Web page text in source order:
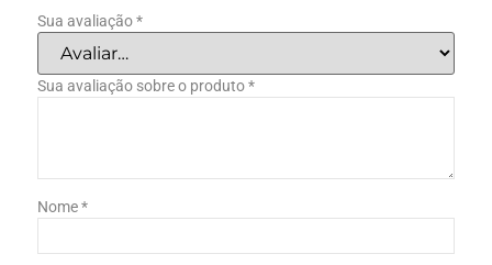
Sua avaliação*
Sua avaliação sobre o produto*
Nome*